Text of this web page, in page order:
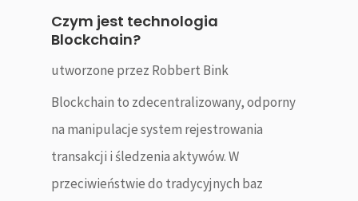
Czym jest technologia
Blockchain?
utworzone przez Robbert Bink
Blockchain to zdecentralizowany, odporny
na manipulacje system rejestrowania
transakcji i śledzenia aktywów. W
przeciwieństwie do tradycyjnych baz